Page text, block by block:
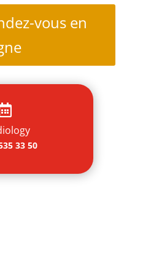
vous en
33 50